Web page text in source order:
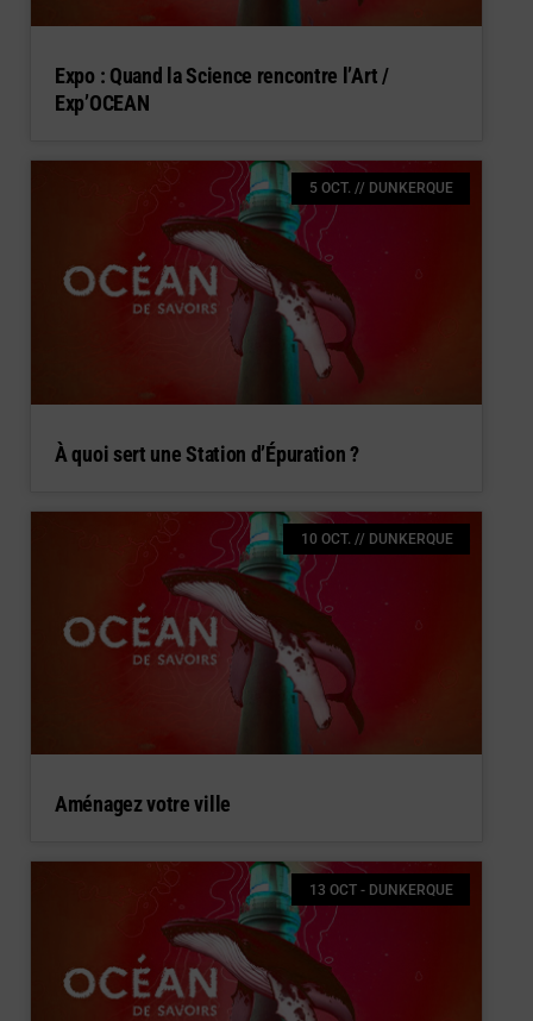
Expo : Quand la Science rencontre l’Art /
Exp’OCEAN
5 OCT. // DUNKERQUE
À quoi sert une Station d’Épuration ?
10 OCT. // DUNKERQUE
Aménagez votre ville
13 OCT - DUNKERQUE